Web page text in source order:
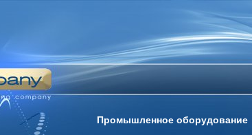
Промышленное оборудование